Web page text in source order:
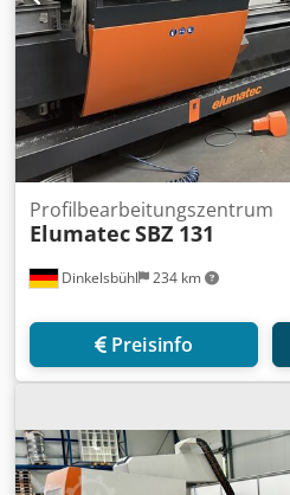
Dinkelsbühl 234 km
Profilbearbeitungszentrum
ElumatecSBZ 131
Preisinfo